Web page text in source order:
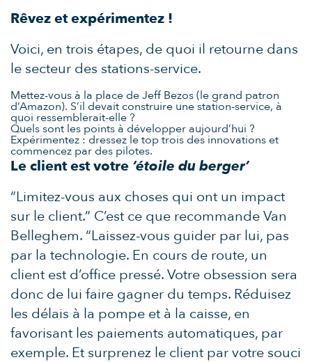
Rêvez et expérimentez !
Voici, en trois étapes, de quoi il retourne dans
le secteur des stations-service.
Mettez-vous à la place de Jeff Bezos (le grand patron
d’Amazon). S’il devait construire une station-service, à
quoi ressemblerait-elle ?
Quels sont les points à développer aujourd’hui ?
Expérimentez : dressez le top trois des innovations et
commencez par des pilotes.
Le client est votre ‘étoile du berger’
“Limitez-vous aux choses qui ont un impact
sur le client.” C’est ce que recommande Van
Belleghem. “Laissez-vous guider par lui, pas
par la technologie. En cours de route, un
client est d’office pressé. Votre obsession sera
donc de lui faire gagner du temps. Réduisez
les délais à la pompe et à la caisse, en
favorisant les paiements automatiques, par
exemple. Et surprenez le client par votre souci